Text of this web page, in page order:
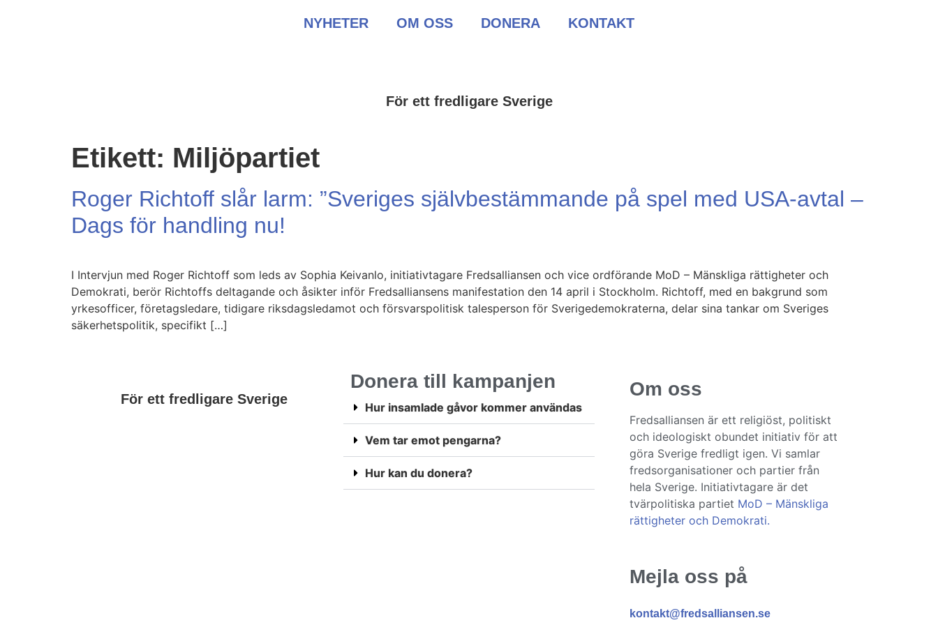
NYHETER OM OSS DONERA KONTAKT
För ett fredligare Sverige
Etikett: Miljöpartiet
Roger Richtoff slår larm: ”Sveriges självbestämmande på spel med USA-avtal –
Dags för handling nu!
I Intervjun med Roger Richtoff som leds av Sophia Keivanlo, initiativtagare Fredsalliansen och vice ordförande MoD – Mänskliga rättigheter och
Demokrati, berör Richtoffs deltagande och åsikter inför Fredsalliansens manifestation den 14 april i Stockholm. Richtoff, med en bakgrund som
yrkesofficer, företagsledare, tidigare riksdagsledamot och försvarspolitisk talesperson för Sverigedemokraterna, delar sina tankar om Sveriges
säkerhetspolitik, specifikt […]
För ett fredligare Sverige
Donera till kampanjen
Hur insamlade gåvor kommer användas
Vem tar emot pengarna?
Hur kan du donera?
Om oss
Fredsalliansen är ett religiöst, politiskt
och ideologiskt obundet initiativ för att
göra Sverige fredligt igen. Vi samlar
fredsorganisationer och partier från
hela Sverige. Initiativtagare är det
tvärpolitiska partiet MoD – Mänskliga
rättigheter och Demokrati.
Mejla oss på
kontakt@fredsalliansen.se